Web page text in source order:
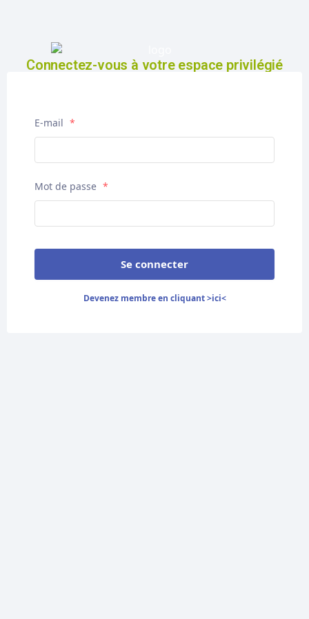
Connectez-vous à votre espace privilégié
E-mail *
Mot de passe *
Se connecter
Devenez membre en cliquant >ici<